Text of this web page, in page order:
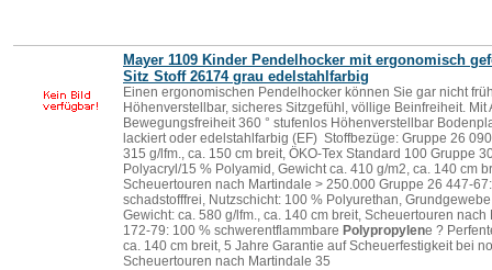
Mayer 1109 Kinder Pendelhocker mit ergonomisch
Sitz Stoff 26174 grau edelstahlfarbig
Einen ergonomischen Pendelhocker können Sie gar nicht
Höhenverstellbar, sicheres Sitzgefühl, völlige Beinfreiheit.
Bewegungsfreiheit 360 ° stufenlos Höhenverstellbar
lackiert oder edelstahlfarbig (EF) Stoffbezüge: Gruppe 26
315 g/lfm., ca. 150 cm breit, ÖKO-Tex Standard 100 Gruppe
Polyacryl/15 % Polyamid, Gewicht ca. 410 g/m2, ca. 140 cm
Scheuertouren nach Martindale > 250.000 Gruppe 26 447-
schadstofffrei, Nutzschicht: 100 % Polyurethan,
Gewicht: ca. 580 g/lfm., ca. 140 cm breit, Scheuertouren
172-79: 100 % schwerentflammbare Polypropylene ?
ca. 140 cm breit, 5 Jahre Garantie auf Scheuerfestigkeit bei
Scheuertouren nach Martindale 35